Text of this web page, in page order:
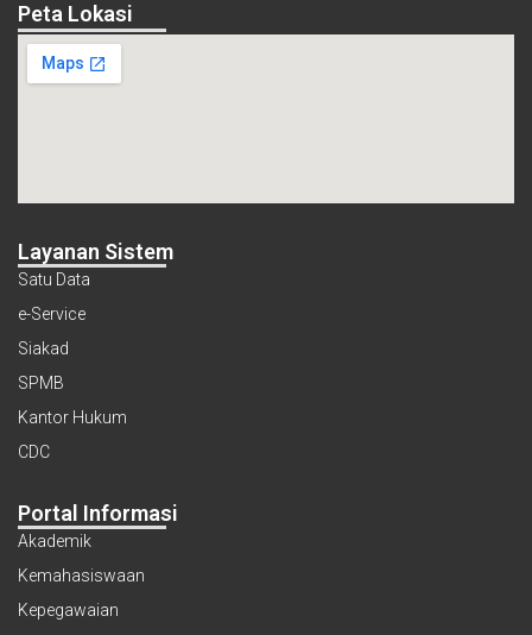
Peta Lokasi
Layanan Sistem
Satu Data
e-Service
Siakad
SPMB
Kantor Hukum
CDC
Portal Informasi
Akademik
Kemahasiswaan
Kepegawaian